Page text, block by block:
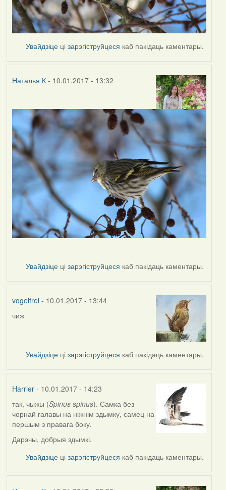
Увайдзіце цізарэгіструйцеся каб пакідаць каментары.
Наталья К- 10.01.2017 - 13:32
Увайдзіце цізарэгіструйцеся каб пакідаць каментары.
vogelfrei- 10.01.2017 - 13:44
In
К
чиж
Увайдзіце цізарэгіструйцеся каб пакідаць каментары.
Harrier- 10.01.2017 - 14:23
так, чыжы (Spinus spinus). Самка без
чорнай галавы на ніжнім здымку, самец на
першым з правага боку.
Дарэчы, добрыя здымкі.
Увайдзіце цізарэгіструйцеся каб пакідаць каментары.